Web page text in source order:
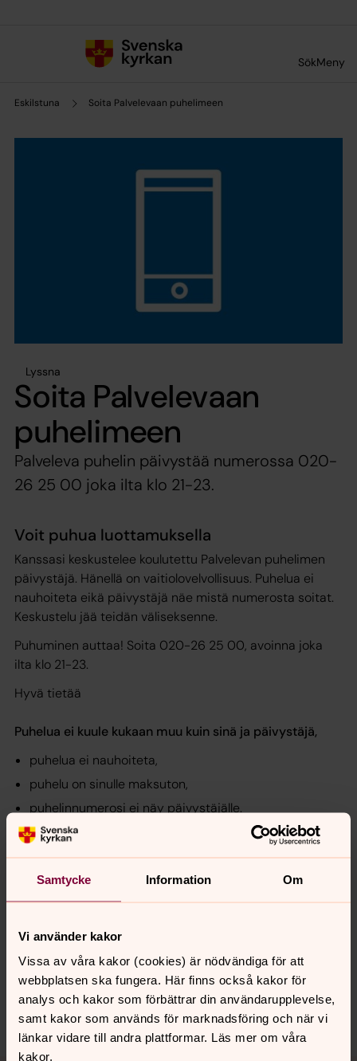
Samtycke Information Om
Vi använder kakor
Vissa av våra kakor (cookies) är nödvändiga för att
webbplatsen ska fungera. Här finns också kakor för
analys och kakor som förbättrar din användarupplevelse,
samt kakor som används för marknadsföring och när vi
länkar vidare till andra plattformar. Läs mer om våra
kakor.
SökMeny
Eskilstuna Soita Palvelevaan puhelimeen
Lyssna
Soita Palvelevaan
puhelimeen
Palveleva puhelin päivystää numerossa 020-
26 25 00 joka ilta klo 21-23.
Voit puhua luottamuksella
Kanssasi keskustelee koulutettu Palvelevan puhelimen
päivystäjä. Hänellä on vaitiolovelvollisuus. Puhelua ei
nauhoiteta eikä päivystäjä näe mistä numerosta soitat.
Keskustelu jää teidän väliseksenne.
Puhuminen auttaa! Soita 020-26 25 00, avoinna joka
ilta klo 21-23.
Hyvä tietää
Puhelua ei kuule kukaan muu kuin sinä ja päivystäjä,
puhelua ei nauhoiteta,
puhelu on sinulle maksuton,
puhelinnumerosi ei näy päivystäjälle.
Synpunkter eller frågor på sidans
innehåll?
eskilstuna.pastorat@svenskakyrkan.se
Dela